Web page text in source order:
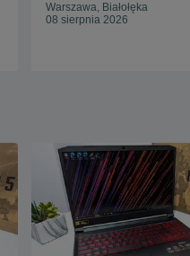
Warszawa, Białołęka
08 sierpnia 2026